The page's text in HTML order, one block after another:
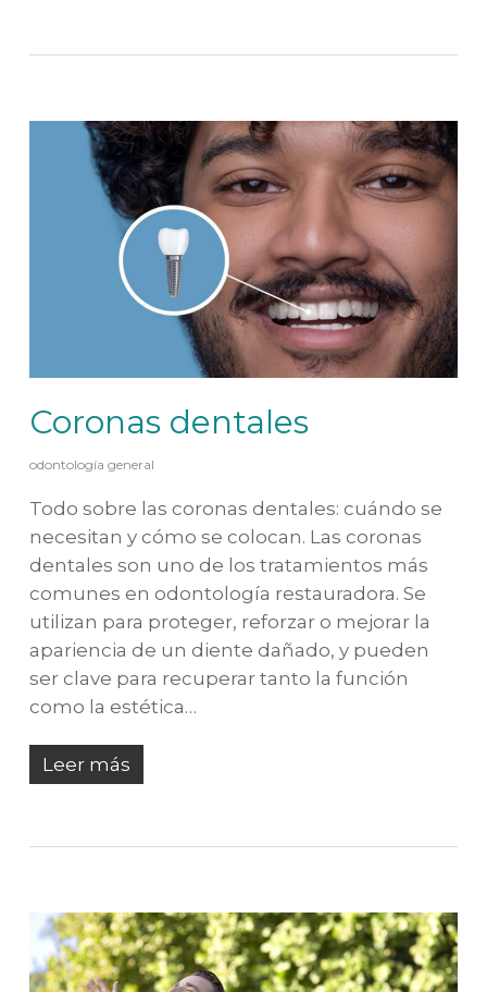
Coronas dentales
odontología general
Todo sobre las coronas dentales: cuándo se
necesitan y cómo se colocan. Las coronas
dentales son uno de los tratamientos más
comunes en odontología restauradora. Se
utilizan para proteger, reforzar o mejorar la
apariencia de un diente dañado, y pueden
ser clave para recuperar tanto la función
como la estética…
Leer más